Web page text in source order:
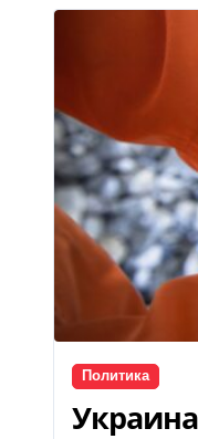
Политика